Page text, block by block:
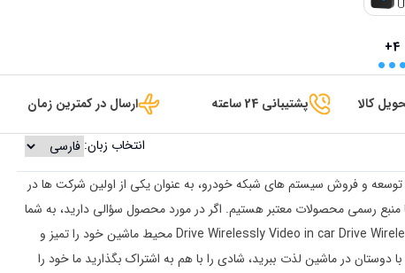
+4
کالا پشتیبانی 24 ساعته ارسال در کمترین زمان
انتخاب زبان:
بر توسعه و فروش سیستم های شبکه خودرو، به عنوان یکی از اولین شرکت ها در
رسمی محصولات معتبر هستیم. اگر در مورد محصول سؤالی دارید، به شما
کمک می کنیم تا آنها را حل کنید Drive Wirelessly Video in car Drive Wirelessly Wireless CarPlay محیط ماشین خود را تمیز و
دوستان در ماشین لذت ببرید، شادی را با هم به اشتراک بگذارید ما خود را